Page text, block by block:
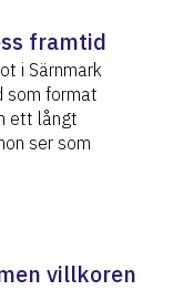
framtid
i Särnmark
som format
ett långt
ser som
villkoren